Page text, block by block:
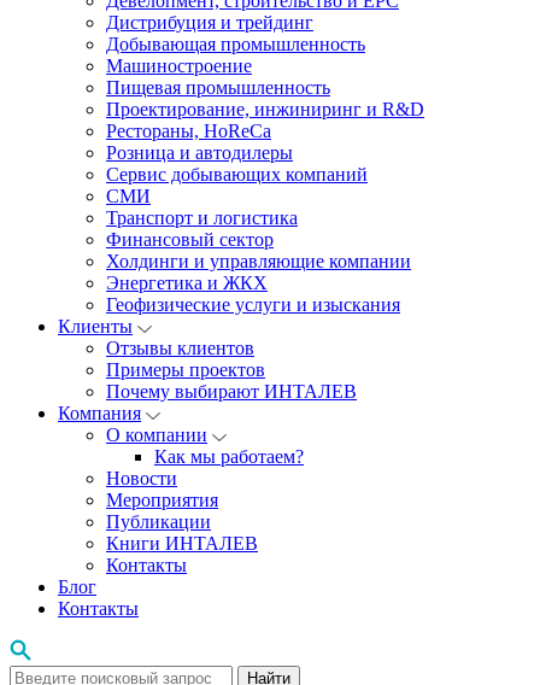
Дистрибуция и трейдинг
Добывающая промышленность
Машиностроение
Пищевая промышленность
Проектирование, инжиниринг и R&D
Рестораны, HoReCa
Розница и автодилеры
Сервис добывающих компаний
СМИ
Транспорт и логистика
Финансовый сектор
Холдинги и управляющие компании
Энергетика и ЖКХ
Геофизические услуги и изыскания
Клиенты
Отзывы клиентов
Примеры проектов
Почему выбирают ИНТАЛЕВ
Компания
О компании
Как мы работаем?
Новости
Мероприятия
Публикации
Книги ИНТАЛЕВ
Контакты
Блог
Контакты
Найти